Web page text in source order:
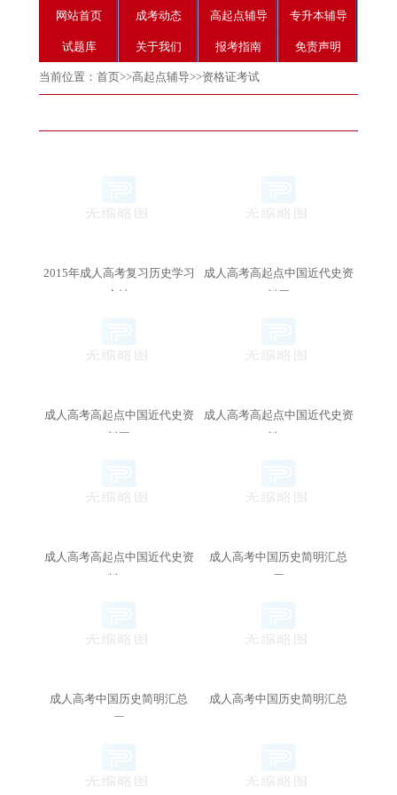
网站首页 成考动态 高起点辅导 专升本辅导
试题库 关于我们 报考指南 免责声明
当前位置： 首页>>高起点辅导>>资格证考试
2015年成人高考复习历史学习
方法
成人高考高起点中国近代史资
料四
成人高考高起点中国近代史资
料三
成人高考高起点中国近代史资
料二
成人高考高起点中国近代史资
料一
成人高考中国历史简明汇总
（四）
成人高考中国历史简明汇总
（三）
成人高考中国历史简明汇总